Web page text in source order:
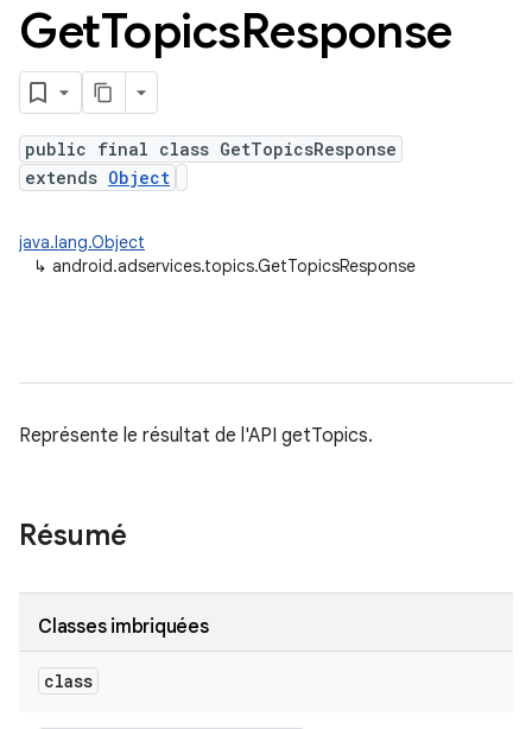
GetTopicsResponse
public final class GetTopicsResponse
extends Object
java.lang.Object
↳ android.adservices.topics.GetTopicsResponse
Représente le résultat de l'API getTopics.
Résumé
Classes imbriquées
class